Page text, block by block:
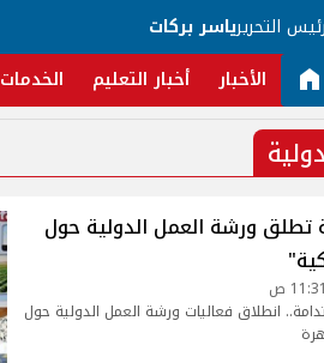
رئيس التحريرياسر بركات
الأخبار أخبار التعليم الخدمات
تطلق ورشة العمل الدولية حول
انطلاق فعاليات ورشة العمل الدولية حول